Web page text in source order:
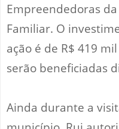
Empreendedoras
Familiar. O
ação é de R$ 419
serão beneficiadas
Ainda durante a